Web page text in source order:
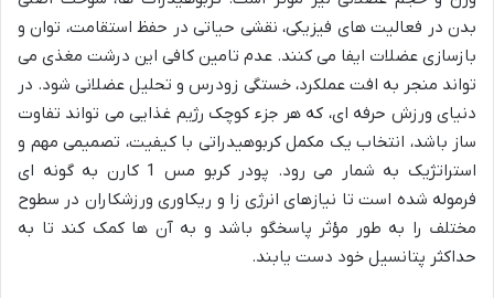
بدن در فعالیت های فیزیکی، نقشی حیاتی در حفظ استقامت، توان و
بازسازی عضلات ایفا می کنند. عدم تامین کافی این درشت مغذی می
تواند منجر به افت عملکرد، خستگی زودرس و تحلیل عضلانی شود. در
دنیای ورزش حرفه ای، که هر جزء کوچک رژیم غذایی می تواند تفاوت
ساز باشد، انتخاب یک مکمل کربوهیدراتی با کیفیت، تصمیمی مهم و
استراتژیک به شمار می رود. پودر کربو مس 1 کارن به گونه ای
فرموله شده است تا نیازهای انرژی زا و ریکاوری ورزشکاران در سطوح
مختلف را به طور مؤثر پاسخگو باشد و به آن ها کمک کند تا به
حداکثر پتانسیل خود دست یابند.